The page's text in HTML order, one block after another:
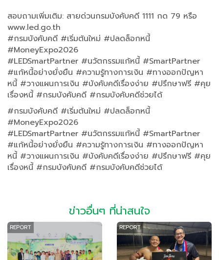
สอบถามเพิ่มเติม: สายด่วนกรมบังคับคดี 1111 กด 79 หรือ
www.led.go.th
#กรมบังคับคดี #เริ่มต้นใหม่ #ปลดล็อกหนี้
#MoneyExpo2026
#LEDSmartPartner #นวัตกรรมแก้หนี้ #SmartPartner
#แก้หนี้อย่างยั่งยืน #ความรู้ทางการเงิน #ทางออกปัญหา
หนี้ #วางแผนการเงิน #บังคับคดีเรื่องง่าย #ปรึกษาฟรี #คุย
เรื่องหนี้ #กรมบังคับคดี #กรมบังคับคดีช่วยได้
#กรมบังคับคดี #เริ่มต้นใหม่ #ปลดล็อกหนี้
#MoneyExpo2026
#LEDSmartPartner #นวัตกรรมแก้หนี้ #SmartPartner
#แก้หนี้อย่างยั่งยืน #ความรู้ทางการเงิน #ทางออกปัญหา
หนี้ #วางแผนการเงิน #บังคับคดีเรื่องง่าย #ปรึกษาฟรี #คุย
เรื่องหนี้ #กรมบังคับคดี #กรมบังคับคดีช่วยได้
ข่าวอื่นๆ ที่น่าสนใจ
REPORT REPORT